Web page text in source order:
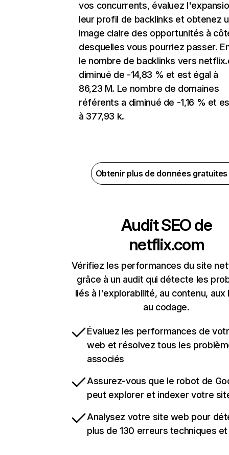
vos concurrents, évaluez
leur profil de backlinks et obtenez
image claire des opportunités à
desquelles vous pourriez passer.
le nombre de backlinks vers
diminué de -14,83 % et est égal à
86,23 M. Le nombre de domaines
référents a diminué de -1,16 % et
à 377,93 k.
Obtenir plus de données
Audit SEO de
netflix.com
Vérifiez les performances du site
grâce à un audit qui détecte les
liés à l'explorabilité, au contenu, aux
au codage.
Évaluez les performances de
web et résolvez tous les
associés
Assurez-vous que le robot de
peut explorer et indexer votre
Analysez votre site web pour
plus de 130 erreurs techniques et